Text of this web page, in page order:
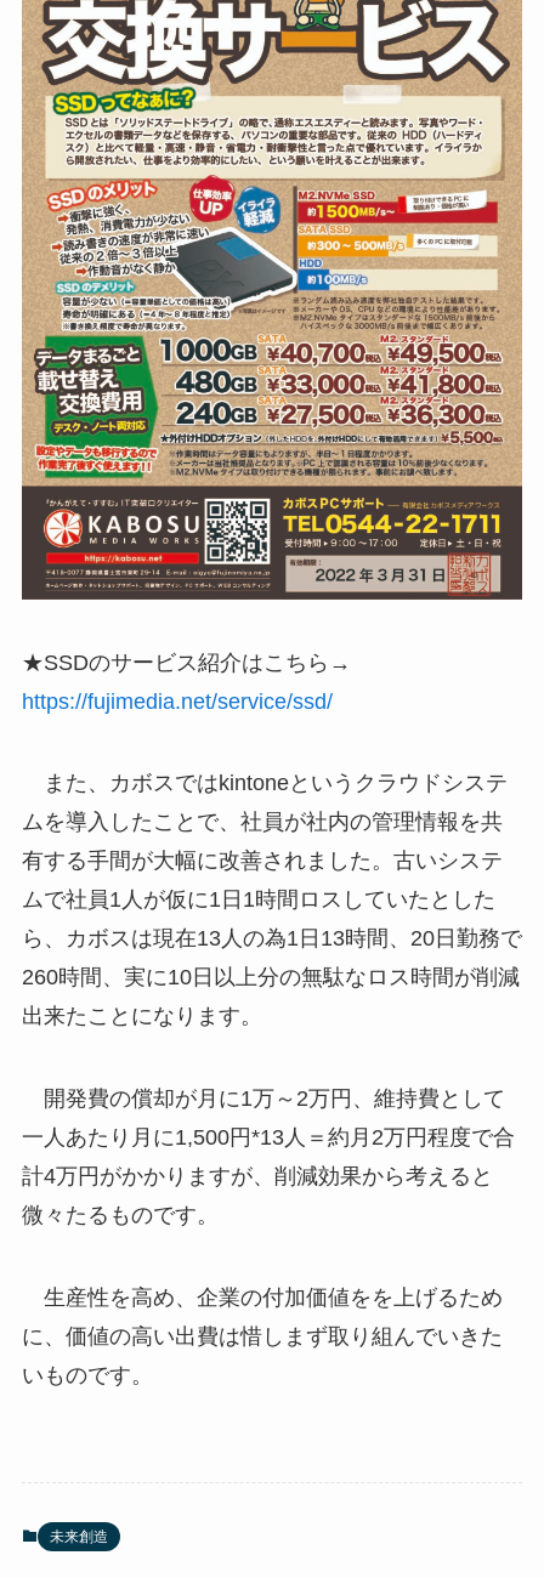
★SSDのサービス紹介はこちら→
https://fujimedia.net/service/ssd/
また、カボスではkintoneというクラウドシステ
ムを導入したことで、社員が社内の管理情報を共
有する手間が大幅に改善されました。古いシステ
ムで社員1人が仮に1日1時間ロスしていたとした
ら、カボスは現在13人の為1日13時間、20日勤務で
260時間、実に10日以上分の無駄なロス時間が削減
出来たことになります。
開発費の償却が月に1万～2万円、維持費として
一人あたり月に1,500円*13人＝約月2万円程度で合
計4万円がかかりますが、削減効果から考えると
微々たるものです。
生産性を高め、企業の付加価値をを上げるため
に、価値の高い出費は惜しまず取り組んでいきた
いものです。
未来創造